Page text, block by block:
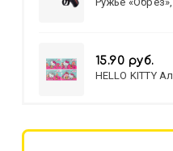
15.90 руб.
HELLO KITTY